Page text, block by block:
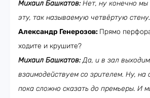
Михаил Башкатов:Нет, ну конечно
эту, так называемую четвёртую
Александр Генерозов: Прямо
ходите и крушите?
Михаил Башкатов:Да, и в зал
взаимодействуем со зрителем. Ну, на
пока сложно сказать до премьеры. И